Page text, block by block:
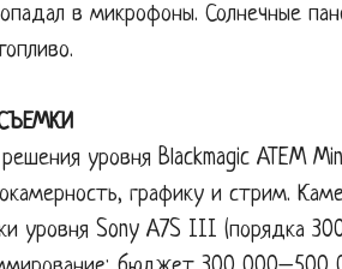
в микрофоны. Солнечные
уровня Blackmagic ATEM
графику и стрим.
уровня Sony A7S III (порядка